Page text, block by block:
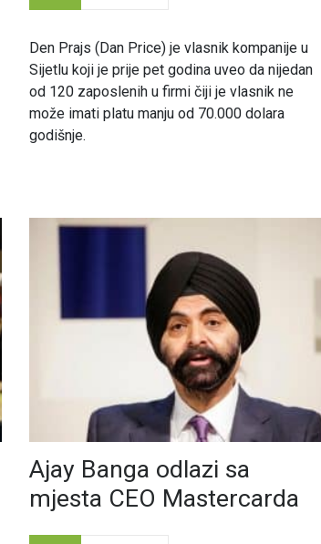
Den Prajs (Dan Price) je vlasnik kompanije u
Sijetlu koji je prije pet godina uveo da nijedan
od 120 zaposlenih u firmi čiji je vlasnik ne
može imati platu manju od 70.000 dolara
godišnje.
Ajay Banga odlazi sa
mjesta CEO Mastercarda